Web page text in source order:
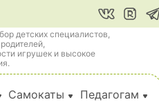
детских специалистов,
игрушек и высокое
Самокаты Педагогам